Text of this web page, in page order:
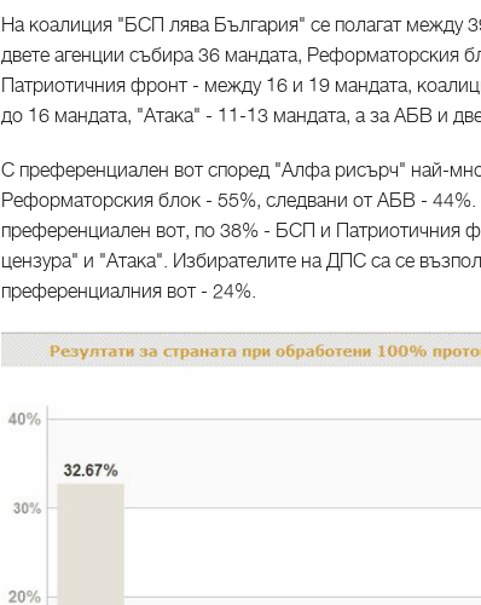
На коалиция "БСП лява България" се полагат между
двете агенции събира 36 мандата, Реформаторския
Патриотичния фронт - между 16 и 19 мандата,
до 16 мандата, "Атака" - 11-13 мандата, а за АБВ и
С преференциален вот според "Алфа рисърч" най-
Реформаторския блок - 55%, следвани от АБВ -
преференциален вот, по 38% - БСП и Патриотичния
цензура" и "Атака". Избирателите на ДПС са се
преференциалния вот - 24%.